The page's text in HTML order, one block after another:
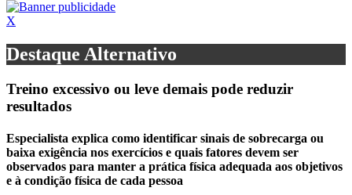
X
Destaque Alternativo
Treino excessivo ou leve demais pode reduzir
resultados
Especialista explica como identificar sinais de sobrecarga ou
baixa exigência nos exercícios e quais fatores devem ser
observados para manter a prática física adequada aos objetivos
e à condição física de cada pessoa